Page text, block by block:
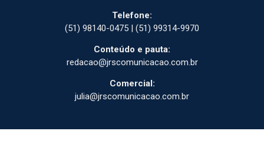
Telefone:
(51) 98140-0475 | (51) 99314-9970
Conteúdo e pauta:
redacao@jrscomunicacao.com.br
Comercial:
julia@jrscomunicacao.com.br